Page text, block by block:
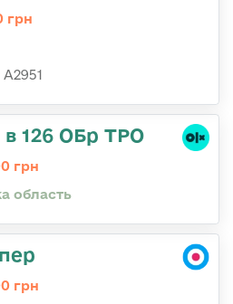
грн
в 126 ОБр ТРО
грн
область
грн